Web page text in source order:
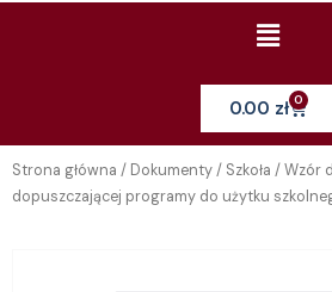
Menu
0.00 zł 0Cart
Strona główna / Dokumenty/ Szkoła / Wzór
dopuszczającej programy do użytku